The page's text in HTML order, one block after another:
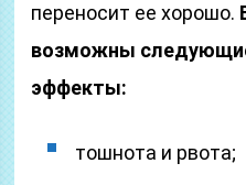
переносит ее хорошо.
возможны
эффекты:
тошнота и рвота;